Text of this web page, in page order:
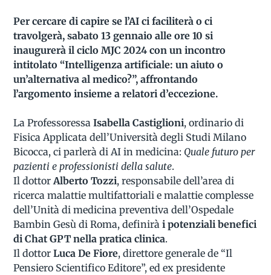
Per cercare di capire se l’AI ci faciliterà o ci
travolgerà, sabato 13 gennaio alle ore 10 si
inaugurerà il ciclo MJC 2024 con un incontro
intitolato “Intelligenza artificiale: un aiuto o
un’alternativa al medico?”, affrontando
l’argomento insieme a relatori d’eccezione.
La ProfessoressaIsabella Castiglioni, ordinario di
Fisica Applicata dell’Università degli Studi Milano
Bicocca, ci parlerà di AI in medicina: Quale futuro per
pazienti e professionisti della salute.
Il dottorAlberto Tozzi, responsabile dell’area di
ricerca malattie multifattoriali e malattie complesse
dell’Unità di medicina preventiva dell’Ospedale
Bambin Gesù di Roma, definirài potenziali benefici
di Chat GPT nella pratica clinica.
Il dottorLuca De Fiore, direttore generale de “Il
Pensiero Scientifico Editore”, ed ex presidente